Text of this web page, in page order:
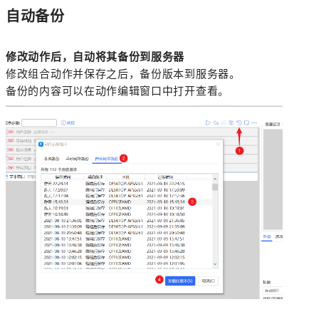
自动备份
修改动作后，自动将其备份到服务器
修改组合动作并保存之后，备份版本到服务器。
备份的内容可以在动作编辑窗口中打开查看。